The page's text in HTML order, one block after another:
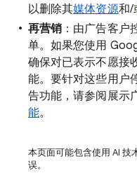
以删除其媒体资源和/
再营销 ：由广告客户
单。如果您使用
确保对已表示不愿接
能。要针对这些用户
告功能，请参阅展示
能。
本页面可能包含使用 AI 技
误。